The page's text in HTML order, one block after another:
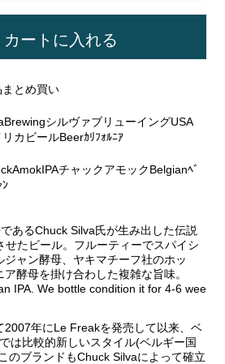
カートに入れる
まとめ買い
シルヴァブリューイングUSA
リカビールBeerｶﾘﾌｫﾙﾆｱ
チャックアモックBelgianﾍﾞ
ﾝ
あるChuck Silva氏が生み出した伝説
たビール。フルーティーでスパイシ
ャン酵母、ヤキマチーフ社のホッ
酵母を掛け合わした複雑な旨味。
IPA. We bottle condition it for 4-6 wee
2007年にLe Freakを発売して以来、ベ
は比較的新しいスタイル(ベルギー国
のブランドもChuck Silvaによって確立